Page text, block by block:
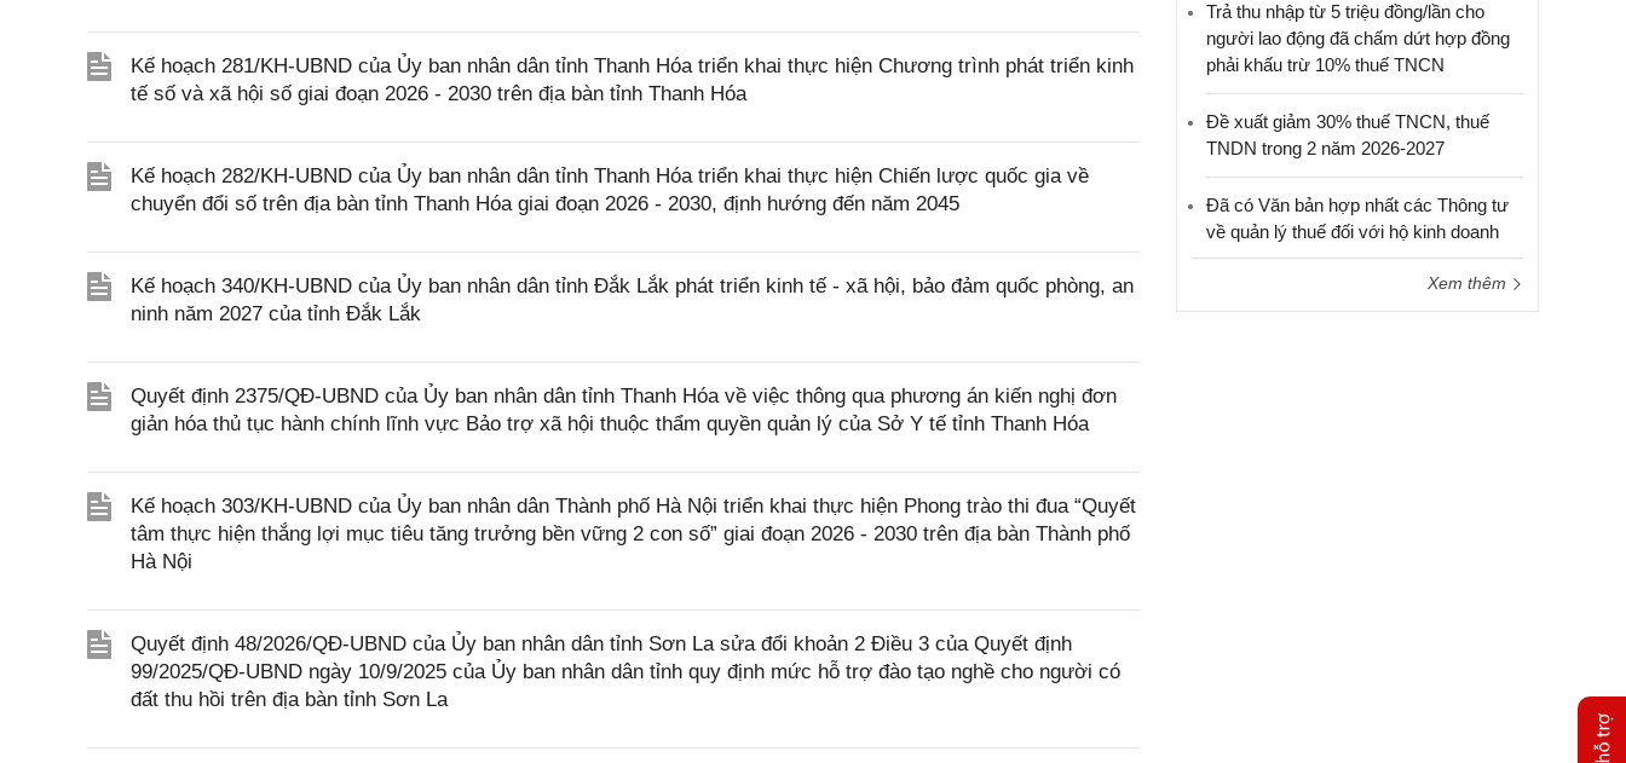
Kế hoạch 281/KH-UBND của Ủy ban nhân dân tỉnh Thanh Hóa triển khai thực hiện Chương trình phát triển kinh
tế số và xã hội số giai đoạn 2026 - 2030 trên địa bàn tỉnh Thanh Hóa
Kế hoạch 282/KH-UBND của Ủy ban nhân dân tỉnh Thanh Hóa triển khai thực hiện Chiến lược quốc gia về
chuyển đổi số trên địa bàn tỉnh Thanh Hóa giai đoạn 2026 - 2030, định hướng đến năm 2045
Kế hoạch 340/KH-UBND của Ủy ban nhân dân tỉnh Đắk Lắk phát triển kinh tế - xã hội, bảo đảm quốc phòng, an
ninh năm 2027 của tỉnh Đắk Lắk
Quyết định 2375/QĐ-UBND của Ủy ban nhân dân tỉnh Thanh Hóa về việc thông qua phương án kiến nghị đơn
giản hóa thủ tục hành chính lĩnh vực Bảo trợ xã hội thuộc thẩm quyền quản lý của Sở Y tế tỉnh Thanh Hóa
Kế hoạch 303/KH-UBND của Ủy ban nhân dân Thành phố Hà Nội triển khai thực hiện Phong trào thi đua “Quyết
tâm thực hiện thắng lợi mục tiêu tăng trưởng bền vững 2 con số” giai đoạn 2026 - 2030 trên địa bàn Thành phố
Hà Nội
Quyết định 48/2026/QĐ-UBND của Ủy ban nhân dân tỉnh Sơn La sửa đổi khoản 2 Điều 3 của Quyết định
99/2025/QĐ-UBND ngày 10/9/2025 của Ủy ban nhân dân tỉnh quy định mức hỗ trợ đào tạo nghề cho người có
đất thu hồi trên địa bàn tỉnh Sơn La
Trả thu nhập từ 5 triệu đồng/lần cho
người lao động đã chấm dứt hợp đồng
phải khấu trừ 10% thuế TNCN
Đề xuất giảm 30% thuế TNCN, thuế
TNDN trong 2 năm 2026-2027
Đã có Văn bản hợp nhất các Thông tư
về quản lý thuế đối với hộ kinh doanh
Xem thêm